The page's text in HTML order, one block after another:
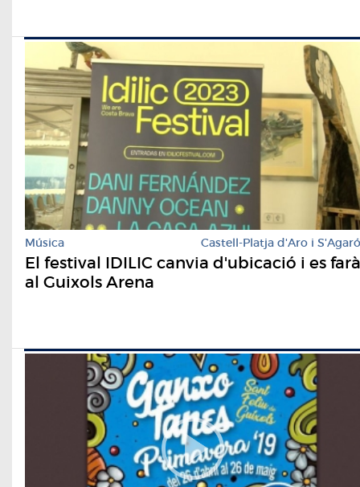
Música Castell-Platja d'Aro i S'Agaró
El festival IDILIC canvia d'ubicació i es farà
al Guixols Arena